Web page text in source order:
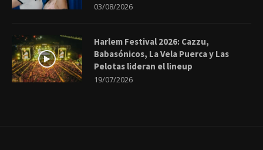
03/08/2026
Harlem Festival 2026: Cazzu,
Babasónicos, La Vela Puerca y Las
Pelotas lideran el lineup
19/07/2026